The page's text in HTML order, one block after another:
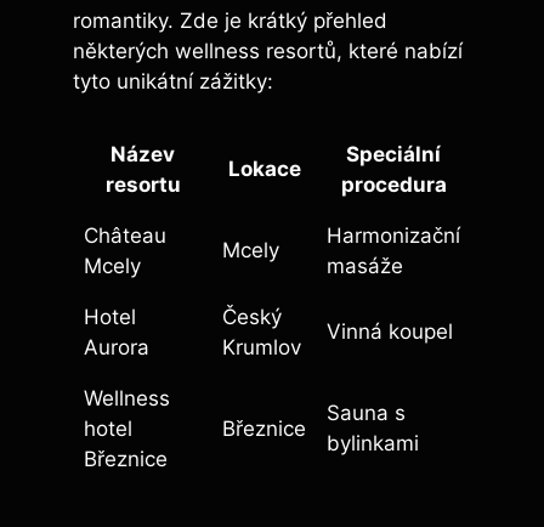
romantiky. Zde je krátký přehled
některých wellness resortů, které nabízí
tyto unikátní zážitky:
Název
resortu
Lokace
Speciální
procedura
Château
Mcely
Mcely
Harmonizační
masáže
Hotel
Aurora
Český
Krumlov
Vinná koupel
Wellness
hotel
Březnice
Březnice
Sauna s
bylinkami